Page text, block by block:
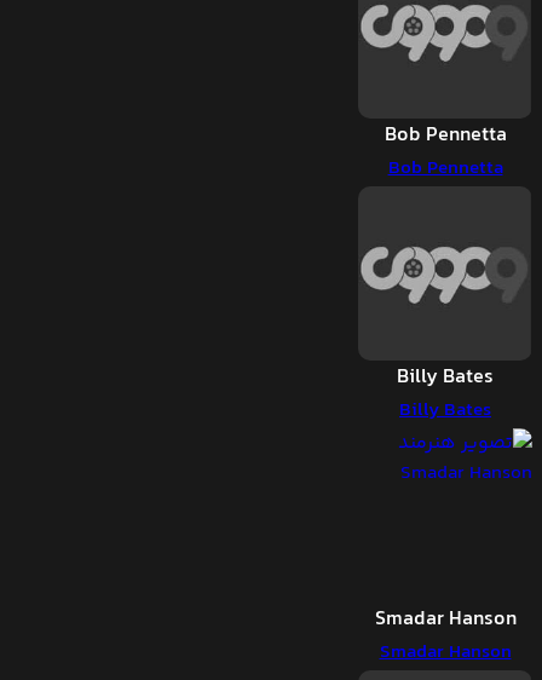
Bob Pennetta
Bob Pennetta
Billy Bates
Billy Bates
Smadar Hanson
Smadar Hanson